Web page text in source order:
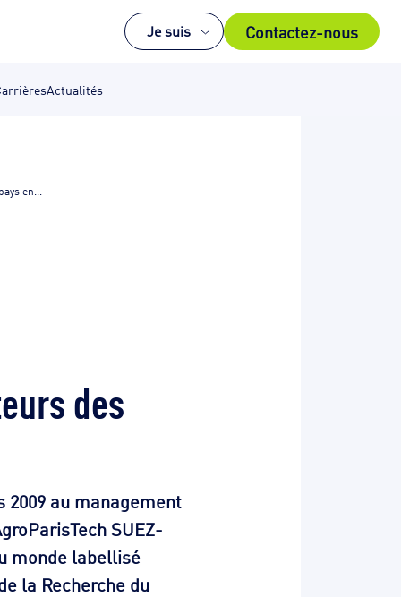
Je suis Contactez-nous
Actualités
en...
des
2009 au management
SUEZ-
monde labellisé
la Recherche du